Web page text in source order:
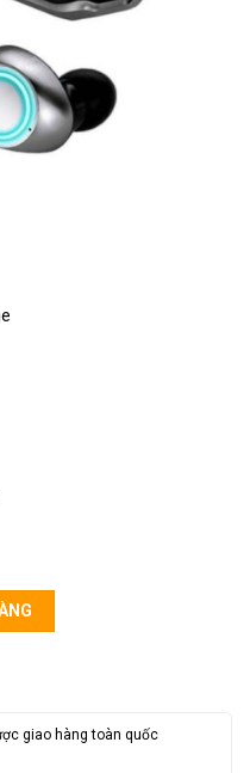
giao hàng toàn quốc